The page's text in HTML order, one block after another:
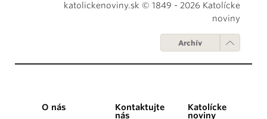
katolickenoviny.sk © 1849 - 2026 Katolícke
noviny
Archív
O nás
Kontaktujte
nás
Katolícke
noviny